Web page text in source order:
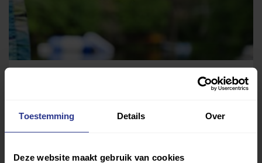
Toestemming Details Over
Deze website maakt gebruik van cookies